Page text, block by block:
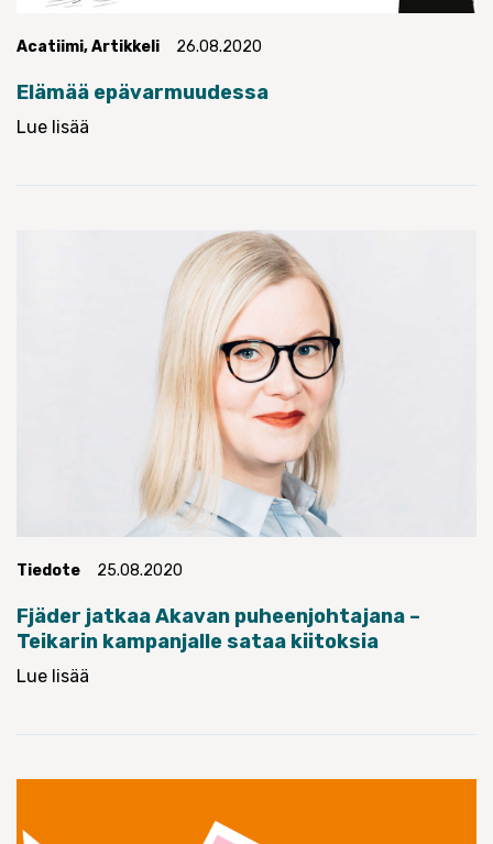
Acatiimi,Artikkeli 26.08.2020
Elämää epävarmuudessa
Lue lisää
Tiedote 25.08.2020
Fjäder jatkaa Akavan puheenjohtajana –
Teikarin kampanjalle sataa kiitoksia
Lue lisää